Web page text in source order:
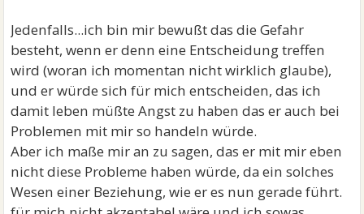
Jedenfalls...ich bin mir bewußt das die Gefahr
besteht, wenn er denn eine Entscheidung treffen
wird (woran ich momentan nicht wirklich glaube),
und er würde sich für mich entscheiden, das ich
damit leben müßte Angst zu haben das er auch bei
Problemen mit mir so handeln würde.
Aber ich maße mir an zu sagen, das er mit mir eben
nicht diese Probleme haben würde, da ein solches
Wesen einer Beziehung, wie er es nun gerade führt.